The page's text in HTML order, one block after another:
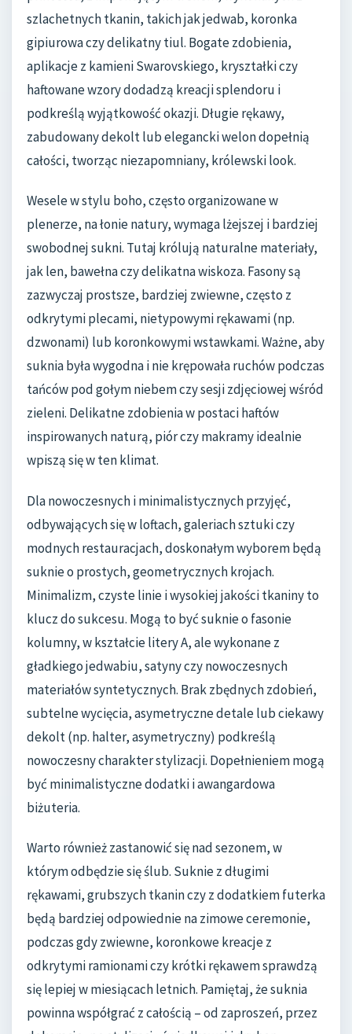
szlachetnych tkanin, takich jak jedwab, koronka
gipiurowa czy delikatny tiul. Bogate zdobienia,
aplikacje z kamieni Swarovskiego, kryształki czy
haftowane wzory dodadzą kreacji splendoru i
podkreślą wyjątkowość okazji. Długie rękawy,
zabudowany dekolt lub elegancki welon dopełnią
całości, tworząc niezapomniany, królewski look.
Wesele w stylu boho, często organizowane w
plenerze, na łonie natury, wymaga lżejszej i bardziej
swobodnej sukni. Tutaj królują naturalne materiały,
jak len, bawełna czy delikatna wiskoza. Fasony są
zazwyczaj prostsze, bardziej zwiewne, często z
odkrytymi plecami, nietypowymi rękawami (np.
dzwonami) lub koronkowymi wstawkami. Ważne, aby
suknia była wygodna i nie krępowała ruchów podczas
tańców pod gołym niebem czy sesji zdjęciowej wśród
zieleni. Delikatne zdobienia w postaci haftów
inspirowanych naturą, piór czy makramy idealnie
wpiszą się w ten klimat.
Dla nowoczesnych i minimalistycznych przyjęć,
odbywających się w loftach, galeriach sztuki czy
modnych restauracjach, doskonałym wyborem będą
suknie o prostych, geometrycznych krojach.
Minimalizm, czyste linie i wysokiej jakości tkaniny to
klucz do sukcesu. Mogą to być suknie o fasonie
kolumny, w kształcie litery A, ale wykonane z
gładkiego jedwabiu, satyny czy nowoczesnych
materiałów syntetycznych. Brak zbędnych zdobień,
subtelne wycięcia, asymetryczne detale lub ciekawy
dekolt (np. halter, asymetryczny) podkreślą
nowoczesny charakter stylizacji. Dopełnieniem mogą
być minimalistyczne dodatki i awangardowa
biżuteria.
Warto również zastanowić się nad sezonem, w
którym odbędzie się ślub. Suknie z długimi
rękawami, grubszych tkanin czy z dodatkiem futerka
będą bardziej odpowiednie na zimowe ceremonie,
podczas gdy zwiewne, koronkowe kreacje z
odkrytymi ramionami czy krótki rękawem sprawdzą
się lepiej w miesiącach letnich. Pamiętaj, że suknia
powinna współgrać z całością – od zaproszeń, przez